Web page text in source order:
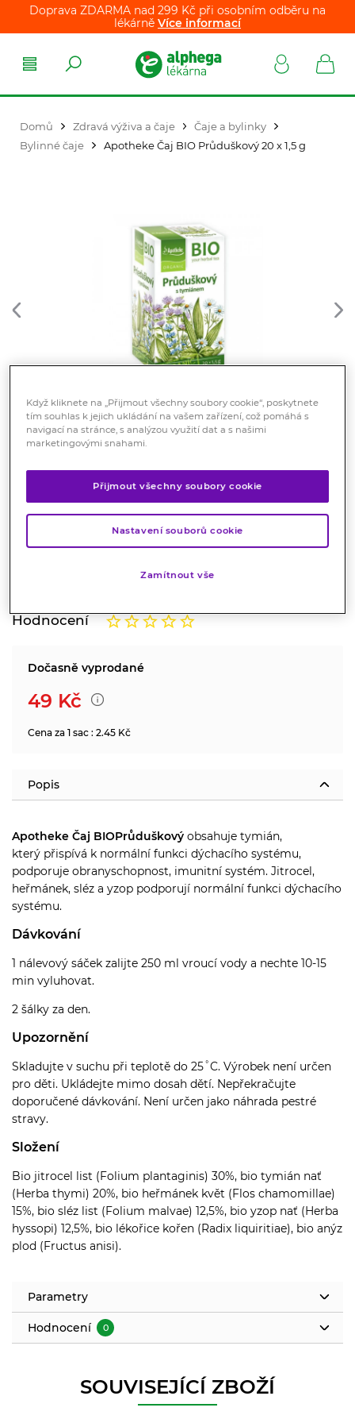
Doprava ZDARMA nad 299 Kč při osobním odběru na
lékárně Více informací
Domů Zdravá výživa a čaje
Čaje a bylinky
Bylinné čaje
Apotheke Čaj BIO Průduškový 20 x 1,5 g
Apotheke Čaj BIO Průduškový
20 x 1,5 g
Tymián přispívá k normální funkci dýchacího systému,
Hodnocení
Dočasně vyprodané
49 Kč
Cena za 1 sac : 2.45 Kč
Popis
Apotheke Čaj BIOPrůduškový obsahuje tymián,
který přispívá k normální funkci dýchacího systému,
podporuje obranyschopnost, imunitní systém. Jitrocel,
heřmánek, sléz a yzop podporují normální funkci dýchacího
systému.
Dávkování
1 nálevový sáček zalijte 250 ml vroucí vody a nechte 10-15
min vyluhovat.
2 šálky za den.
Upozornění
Skladujte v suchu při teplotě do 25˚C. Výrobek není určen
pro děti. Ukládejte mimo dosah dětí. Nepřekračujte
doporučené dávkování. Není určen jako náhrada pestré
stravy.
Složení
Bio jitrocel list (Folium plantaginis) 30%, bio tymián nať
(Herba thymi) 20%, bio heřmánek květ (Flos chamomillae)
15%, bio sléz list (Folium malvae) 12,5%, bio yzop nať (Herba
hyssopi) 12,5%, bio lékořice kořen (Radix liquiritiae), bio anýz
plod (Fructus anisi).
Parametry
Hodnocení 0
SOUVISEJÍCÍ ZBOŽÍ
Když kliknete na „Přijmout všechny soubory cookie“, poskytnete
tím souhlas k jejich ukládání na vašem zařízení, což pomáhá s
navigací na stránce, s analýzou využití dat a s našimi
marketingovými snahami.
Přijmout všechny soubory cookie
Nastavení souborů cookie
Zamítnout vše